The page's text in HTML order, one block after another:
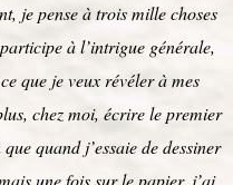
je pense à trois mille choses
à l’intrigue générale,
que je veux révéler à mes
chez moi, écrire le premier
quand j’essaie de dessiner